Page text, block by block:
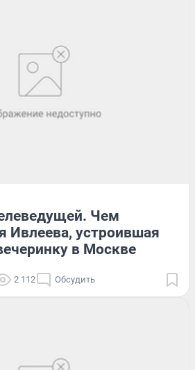
Чем
Ивлеева, устроившая
в Москве
2 112 Обсудить